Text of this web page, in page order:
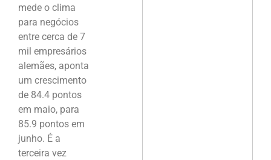
mede o clima
para negócios
entre cerca de 7
mil empresários
alemães, aponta
um crescimento
de 84.4 pontos
em maio, para
85.9 pontos em
junho. É a
terceira vez